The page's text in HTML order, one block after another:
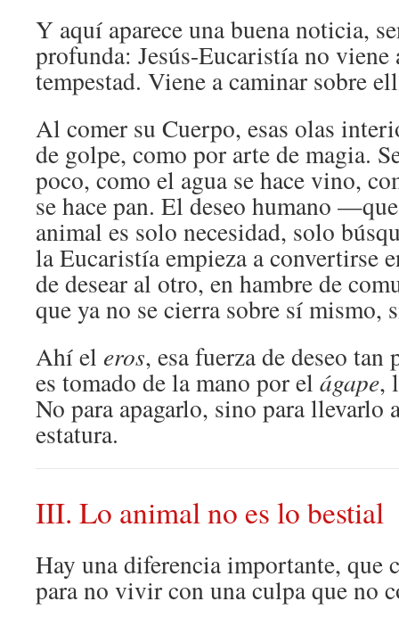
Y aquí aparece una buena noticia,
profunda: Jesús-Eucaristía no viene
tempestad. Viene a caminar sobre
Al comer su Cuerpo, esas olas
de golpe, como por arte de magia.
poco, como el agua se hace vino,
se hace pan. El deseo humano
animal es solo necesidad, solo
la Eucaristía empieza a convertirse
de desear al otro, en hambre de
que ya no se cierra sobre sí mismo,
Ahí el eros, esa fuerza de deseo
es tomado de la mano por el ágape,
No para apagarlo, sino para llevarlo
estatura.
III. Lo animal no es lo bestial
Hay una diferencia importante, que
para no vivir con una culpa que no